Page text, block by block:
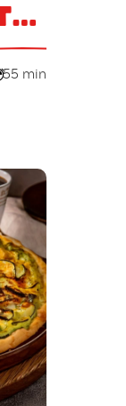
55 min